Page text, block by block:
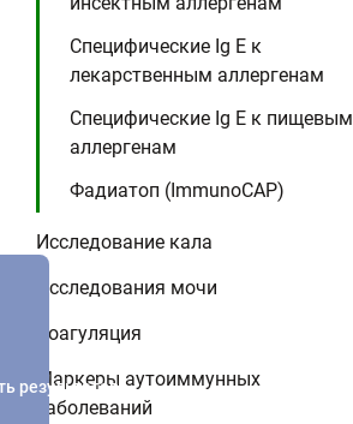
Специфические Ig E к
лекарственным аллергенам
Специфические Ig E к пищевым
аллергенам
Фадиатоп (ImmunoCAP)
Исследование кала
Исследования мочи
Коагуляция
Маркеры аутоиммунных
заболеваний
результатов